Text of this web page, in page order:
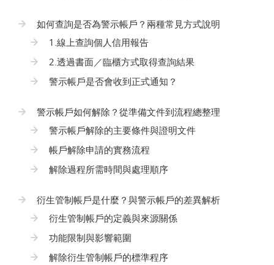
如何查詢是否為警示帳戶？兩種常見方式說明
1.線上查詢個人信用報告
2.透過書面／臨櫃方式取得查詢結果
警示帳戶是否會收到正式通知？
警示帳戶如何解除？從準備文件到流程總整理
警示帳戶解除的主要條件與證明文件
帳戶解除申請的實務流程
解除過程所需時間與處理順序
衍生管制帳戶是什麼？與警示帳戶的差異解析
衍生管制帳戶的定義與來源關係
功能限制與影響範圍
解除衍生管制帳戶的標準程序